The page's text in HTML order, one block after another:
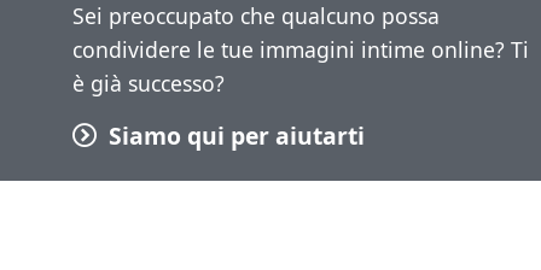
Sei preoccupato che qualcuno possa
condividere le tue immagini intime online? Ti
è già successo?
Siamo qui per aiutarti